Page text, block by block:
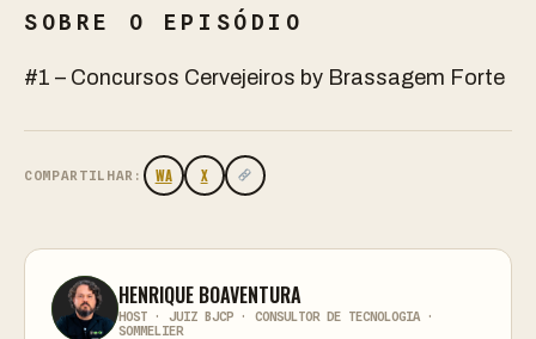
SOBRE O EPISÓDIO
#1 – Concursos Cervejeiros by Brassagem Forte
COMPARTILHAR: WA X
HENRIQUE BOAVENTURA
HOST · JUIZ BJCP · CONSULTOR DE TECNOLOGIA ·
SOMMELIER